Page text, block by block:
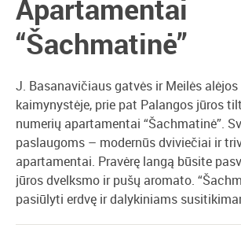
Apartamentai
“Šachmatinė”
J. Basanavičiaus gatvės ir Meilės alėjos
kaimynystėje, prie pat Palangos jūros
numerių apartamentai “Šachmatinė”.
paslaugoms – modernūs dviviečiai ir
apartamentai. Pravėrę langą būsite
jūros dvelksmo ir pušų aromato.
pasiūlyti erdvę ir dalykiniams